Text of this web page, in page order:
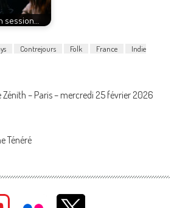
session…
Contrejours Folk France
Indie
Zénith – Paris – mercredi 25 février 2026
Ténéré